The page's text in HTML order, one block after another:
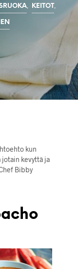
KEITOT,
kun
jotain kevyttä ja
Bibby